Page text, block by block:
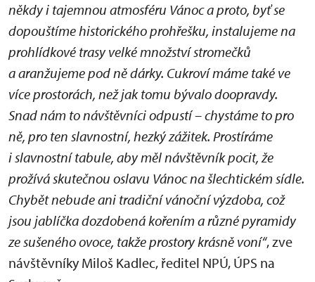
někdy i tajemnou atmosféru Vánoc a proto, byť se
dopouštíme historického prohřešku, instalujeme na
prohlídkové trasy velké množství stromečků
a aranžujeme pod ně dárky. Cukroví máme také ve
více prostorách, než jak tomu bývalo doopravdy.
Snad nám to návštěvníci odpustí – chystáme to pro
ně, pro ten slavnostní, hezký zážitek. Prostíráme
i slavnostní tabule, aby měl návštěvník pocit, že
prožívá skutečnou oslavu Vánoc na šlechtickém sídle.
Chybět nebude ani tradiční vánoční výzdoba, což
jsou jablíčka dozdobená kořením a různé pyramidy
ze sušeného ovoce, takže prostory krásně voní“, zve
návštěvníky Miloš Kadlec, ředitel NPÚ, ÚPS na